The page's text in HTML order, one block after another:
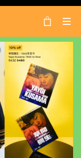
×